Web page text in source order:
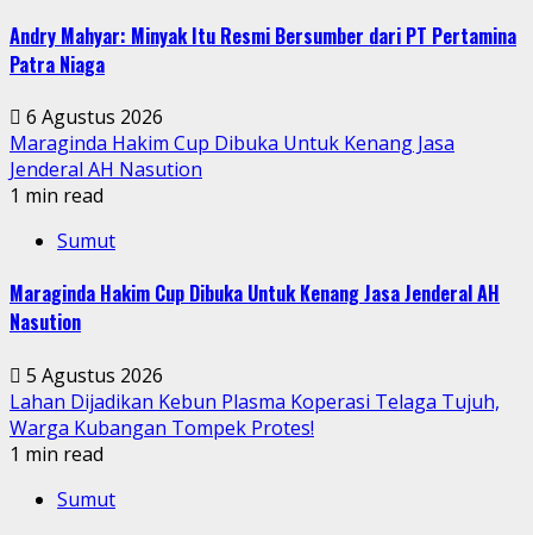
Andry Mahyar: Minyak Itu Resmi Bersumber dari PT Pertamina
Patra Niaga
6 Agustus 2026
Maraginda Hakim Cup Dibuka Untuk Kenang Jasa
Jenderal AH Nasution
1 min read
Sumut
Maraginda Hakim Cup Dibuka Untuk Kenang Jasa Jenderal AH
Nasution
5 Agustus 2026
Lahan Dijadikan Kebun Plasma Koperasi Telaga Tujuh,
Warga Kubangan Tompek Protes!
1 min read
Sumut